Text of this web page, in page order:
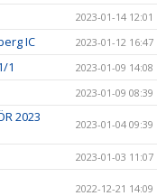
2023-01-14 12:01
IC 2023-01-12 16:47
1 2023-01-09 14:08
2023-01-09 08:39
2023
2023-01-04 09:39
2023-01-03 11:07
2022-12-21 14:09